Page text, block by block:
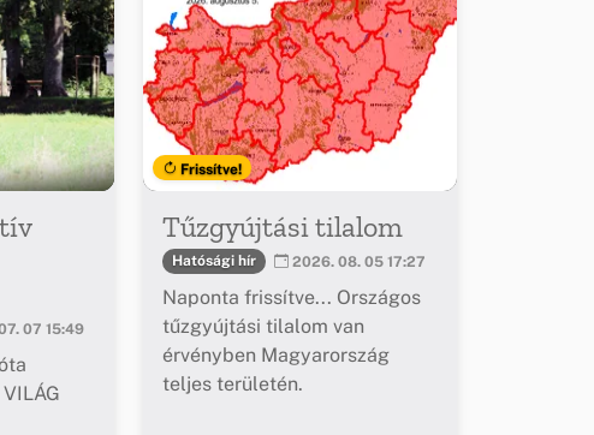
07 15:49
Frissítve!
Tűzgyújtási tilalom
Hatósági hír 2026. 08. 05 17:27
Naponta frissítve... Országos
tűzgyújtási tilalom van
érvényben Magyarország
teljes területén.